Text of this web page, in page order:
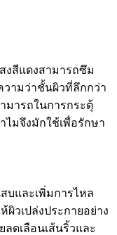
สงสีแดงสามารถซึม
วามว่าชั้นผิวที่ลึกกว่า
มารถในการกระตุ้
ไมจึงมักใช้เพื่อรักษา
บและเพิ่มการไหล
ผิวเปล่งประกายอย่าง
ดเลือนเส้นริ้วและ